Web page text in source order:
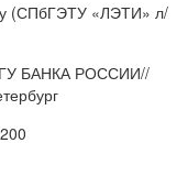
(СПбГЭТУ «ЛЭТИ» л/
БАНКА РОССИИ//